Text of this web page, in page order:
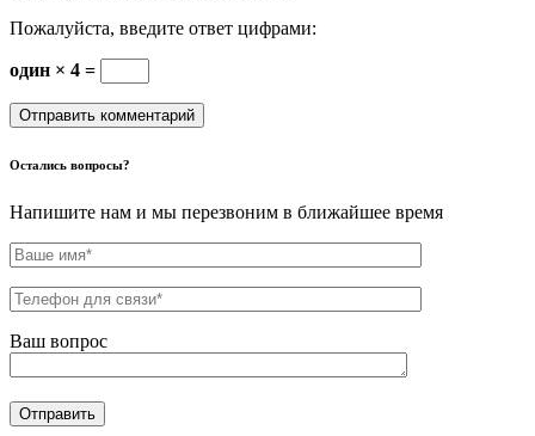
Пожалуйста, введите ответ цифрами:
один × 4 =
Остались вопросы?
Напишите нам и мы перезвоним в ближайшее время
Ваш вопрос